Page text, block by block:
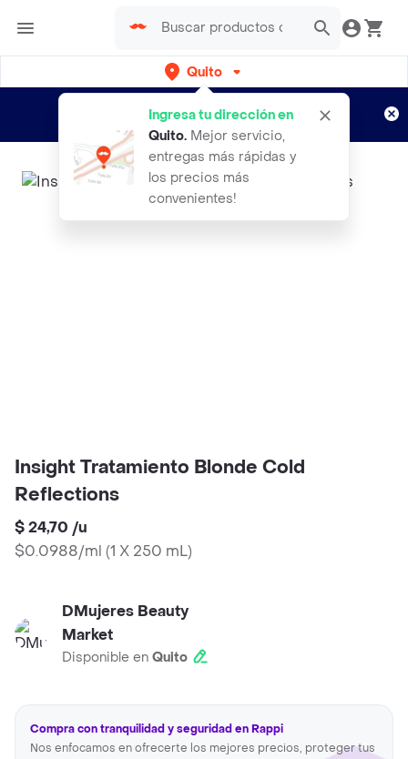
Quito
Ingresa tu dirección en
Quito. Mejor servicio,
entregas más rápidas y
los precios más
convenientes!
envíos gratis por semanas
Aplican TyC
Insight Tratamiento Blonde Cold
Reflections
$ 24,70 /u
$0.0988/ml (1 X 250 mL)
DMujeres Beauty
Market
Disponible en Quito
Compra con tranquilidad y seguridad en Rappi
Nos enfocamos en ofrecerte los mejores precios, proteger tus